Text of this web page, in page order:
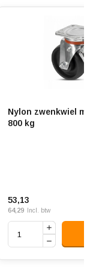
Nylon zwenkwiel
800 kg
53,13
64,29 Incl. btw